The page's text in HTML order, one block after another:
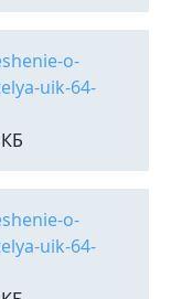
o-
uik-64-
o-
uik-64-